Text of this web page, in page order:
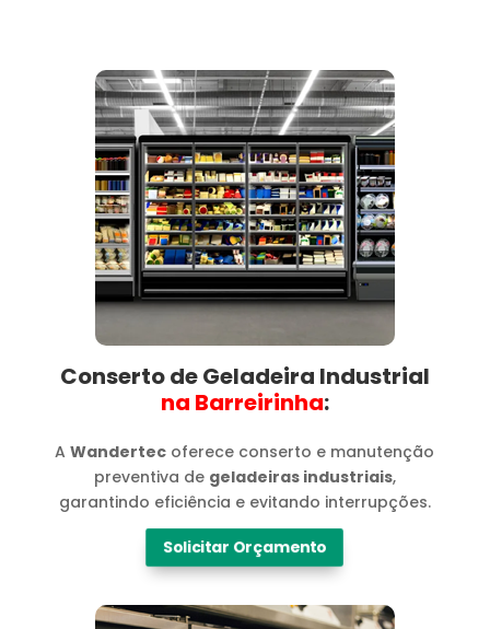
Conserto de Geladeira Industrial
na Barreirinha​:
AWandertec oferece conserto e manutenção
preventiva de geladeiras industriais,
garantindo eficiência e evitando interrupções.
Solicitar Orçamento